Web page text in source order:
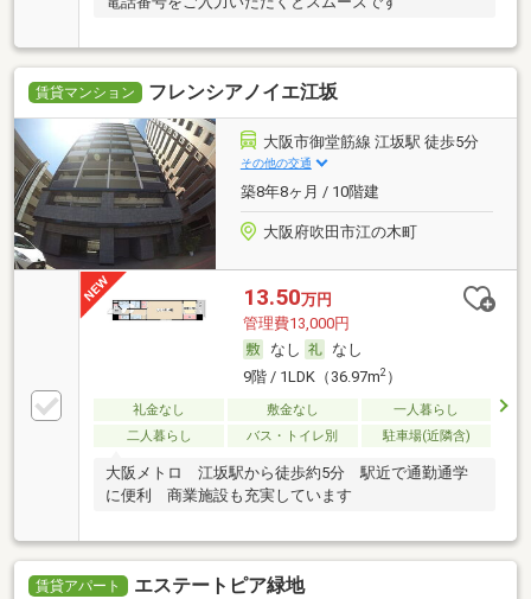
賃貸マンション フレンシアノイエ江坂
大阪市御堂筋線 江坂駅 徒歩5分
その他の交通
築8年8ヶ月 / 10階建
大阪府吹田市江の木町
13.50万円
管理費13,000円
なし
なし
9階 / 1LDK（36.97m2）
礼金なし 敷金なし
一人暮らし
二人暮らし
バス・トイレ別 駐車場(近隣含)
大阪メトロ 江坂駅から徒歩約5分 駅近で通勤通学
に便利 商業施設も充実しています
賃貸アパート エステートピア緑地